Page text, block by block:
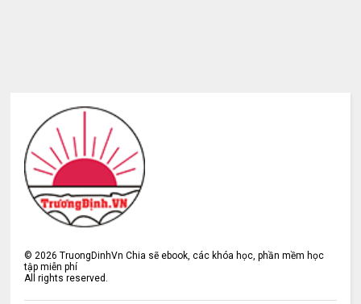
©2026 TruongDinhVn Chia sẽ ebook, các khóa học, phần mềm học
tập miễn phí
All rights reserved.